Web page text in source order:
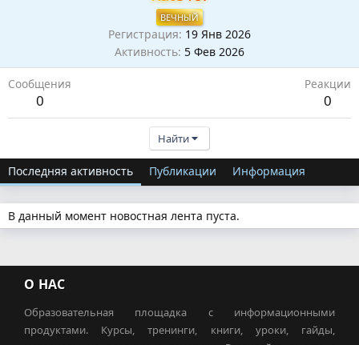
ВЕЧНЫЙ
Регистрация 19 Янв 2026
Активность 5 Фев 2026
Сообщения
0
Реакции
0
Найти
Последняя активность Публикации Информация
В данный момент новостная лента пуста.
О НАС
Образовательная площадка с информационными
продуктами. Курсы, тренинги, книги, уроки, гайды,